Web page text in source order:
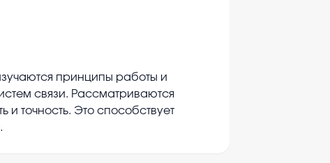
принципы работы и
связи. Рассматриваются
точность. Это способствует